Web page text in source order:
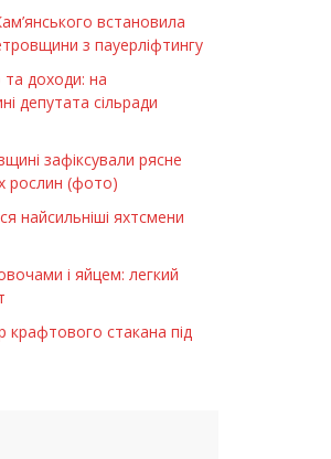
встановила
з пауерліфтингу
доходи: на
депутата сільради
зафіксували рясне
рослин (фото)
найсильніші яхтсмени
і яйцем: легкий
крафтового стакана під